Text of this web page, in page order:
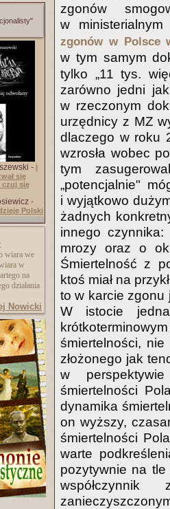
- I
się
czuj się
-
Polski
wiara we
w
na
działania
Nowicki
zgonów
w
zgonów w Polsce
w tym samym
tylko „11 tys.
zarówno jedni
w rzeczonym
urzędnicy z MZ
dlaczego w roku
wzrosła wobec
tym
„potencjalnie"
i wyjątkowo
żadnych
innego
mrozy oraz o
Śmiertelność z
ktoś miał na
to w karcie zgonu
W istocie
śmiertelności,
złożonego jak
w
śmiertelności
dynamika
on wyższy,
śmiertelności
warte
pozytywnie na